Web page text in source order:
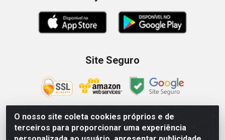
O nosso site coleta cookies próprios e de
terceiros para proporcionar uma experiência
Site Seguro
Zein Importação e Comércio LTDA - Av. Senador Queiróz, 274